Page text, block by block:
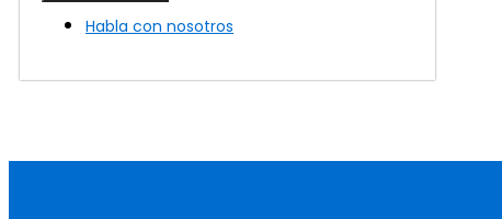
Habla con nosotros